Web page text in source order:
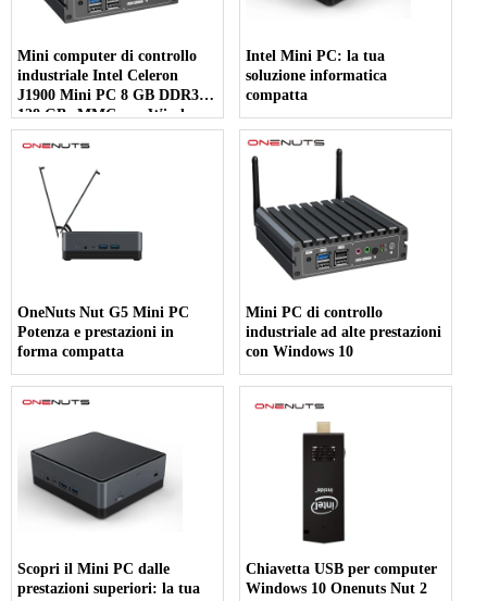
Mini computer di controllo
industriale Intel Celeron
J1900 Mini PC 8 GB DDR3
128 GB eMMC con Windows
10 preinstallato
Intel Mini PC: la tua
soluzione informatica
compatta
OneNuts Nut G5 Mini PC
Potenza e prestazioni in
forma compatta
Mini PC di controllo
industriale ad alte prestazioni
con Windows 10
Scopri il Mini PC dalle
prestazioni superiori: la tua
Chiavetta USB per computer
Windows 10 Onenuts Nut 2